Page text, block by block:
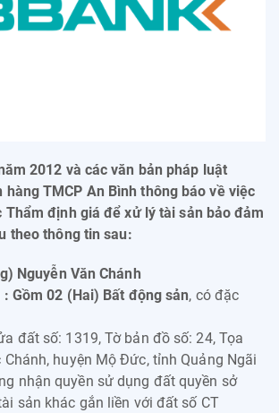
2012 và các văn bản pháp luật
hàng TMCP An Bình thông báo về việc
Thẩm định giá để xử lý tài sản bảo đảm
theo thông tin sau:
Nguyễn Văn Chánh
Gồm 02 (Hai) Bất động sản, có đặc
đất số: 1319, Tờ bản đồ số: 24, Tọa
huyện Mộ Đức, tỉnh Quảng Ngãi
nhận quyền sử dụng đất quyền sở
sản khác gắn liền với đất số CT